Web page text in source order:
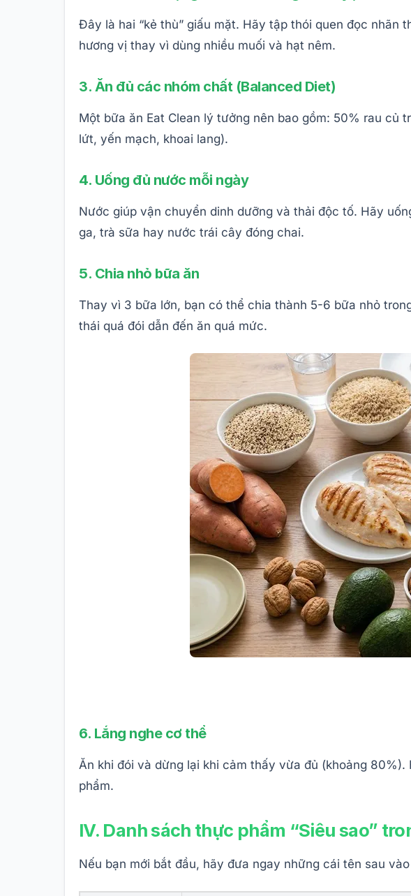
Đây là hai “kẻ thù” giấu mặt. Hãy tập thói quen đọc
hương vị thay vì dùng nhiều muối và hạt nêm.
3. Ăn đủ các nhóm chất (Balanced Diet)
Một bữa ăn Eat Clean lý tưởng nên bao gồm: 50% rau
lứt, yến mạch, khoai lang).
4. Uống đủ nước mỗi ngày
Nước giúp vận chuyển dinh dưỡng và thải độc tố. Hãy
ga, trà sữa hay nước trái cây đóng chai.
5. Chia nhỏ bữa ăn
Thay vì 3 bữa lớn, bạn có thể chia thành 5-6 bữa nhỏ
thái quá đói dẫn đến ăn quá mức.
6. Lắng nghe cơ thể
Ăn khi đói và dừng lại khi cảm thấy vừa đủ (khoảng
phẩm.
IV. Danh sách thực phẩm “Siêu sao”
Nếu bạn mới bắt đầu, hãy đưa ngay những cái tên sau